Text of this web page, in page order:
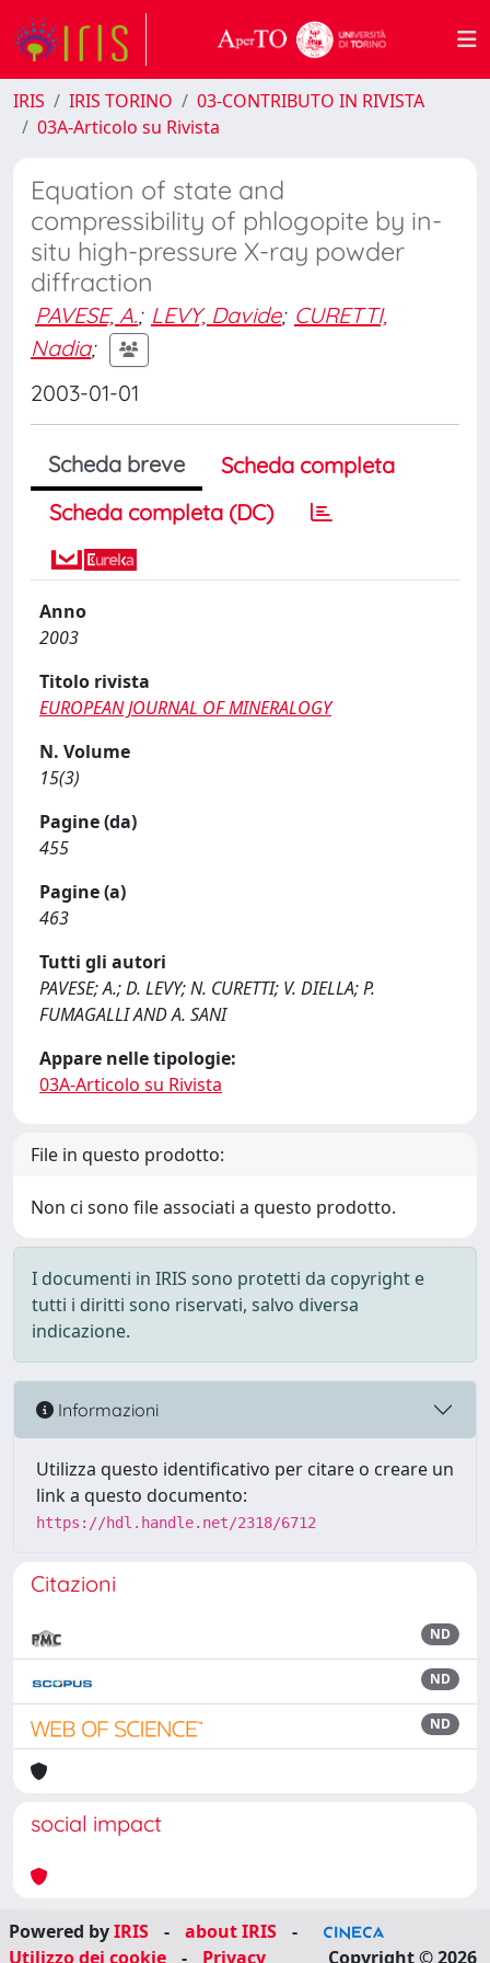
IRIS IRIS TORINO
03-CONTRIBUTO IN RIVISTA
03A-Articolo su Rivista
Equation of state and
compressibility of phlogopite by in-
situ high-pressure X-ray powder
diffraction
PAVESE, A.; LEVY, Davide; CURETTI,
Nadia;
2003-01-01
Scheda breve
Scheda completa
Scheda completa (DC)
Anno
2003
Titolo rivista
EUROPEAN JOURNAL OF MINERALOGY
N. Volume
15(3)
Pagine (da)
455
Pagine (a)
463
Tutti gli autori
PAVESE; A.; D. LEVY; N. CURETTI; V. DIELLA; P.
FUMAGALLI AND A. SANI
Appare nelle tipologie:
03A-Articolo su Rivista
File in questo prodotto:
Non ci sono file associati a questo prodotto.
I documenti in IRIS sono protetti da copyright e
tutti i diritti sono riservati, salvo diversa
indicazione.
Informazioni
Utilizza questo identificativo per citare o creare un
link a questo documento:
https://hdl.handle.net/2318/6712
Citazioni
ND
ND
ND
social impact
Powered byIRIS - about IRIS
-
Utilizzo dei cookie
- Privacy Copyright © 2026